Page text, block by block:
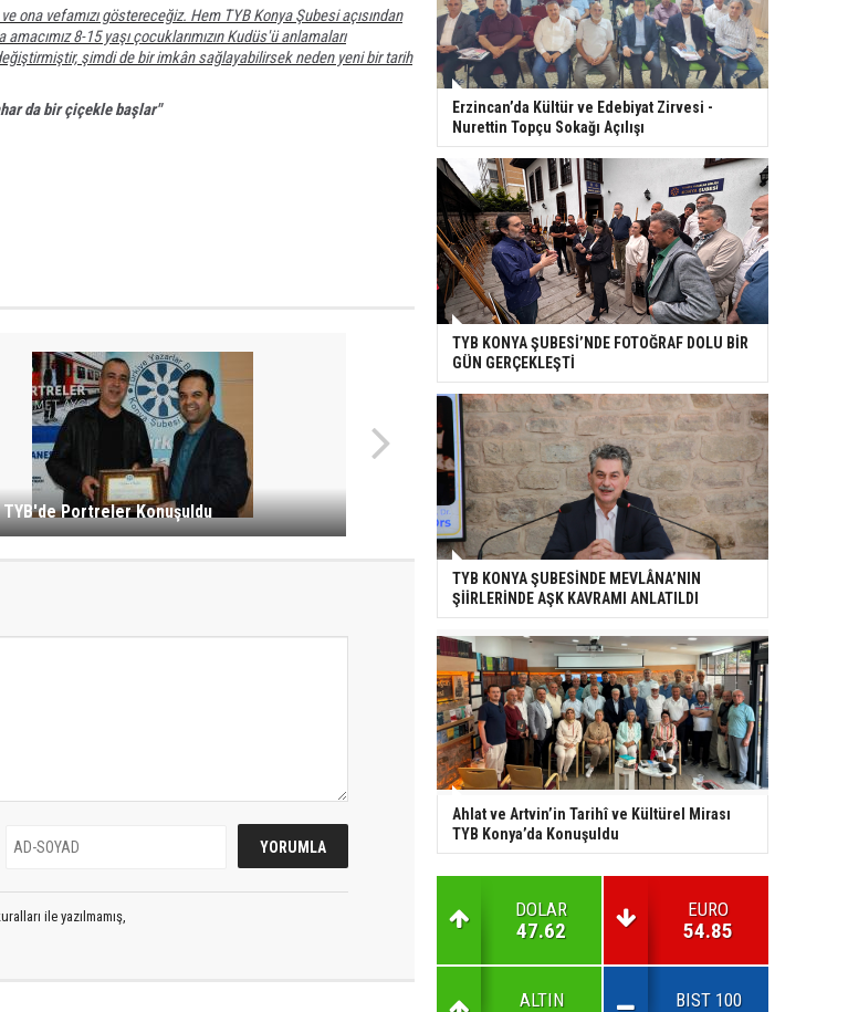
ona vefamızı göstereceğiz. Hem TYB Konya Şubesi açısından
8-15 yaşı çocuklarımızın Kudüs'ü anlamaları
şimdi de bir imkân sağlayabilirsek neden yeni bir tarih
da bir çiçekle başlar"
TYB'de Portreler Konuşuldu
ile yazılmamış,
Erzincan’da Kültür ve Edebiyat Zirvesi -
Nurettin Topçu Sokağı Açılışı
TYB KONYA ŞUBESİ’NDE FOTOĞRAF DOLU BİR
GÜN GERÇEKLEŞTİ
TYB KONYA ŞUBESİNDE MEVLÂNA’NIN
ŞİİRLERİNDE AŞK KAVRAMI ANLATILDI
Ahlat ve Artvin’in Tarihî ve Kültürel Mirası
TYB Konya’da Konuşuldu
DOLAR
47.62
EURO
54.85
ALTIN BIST 100